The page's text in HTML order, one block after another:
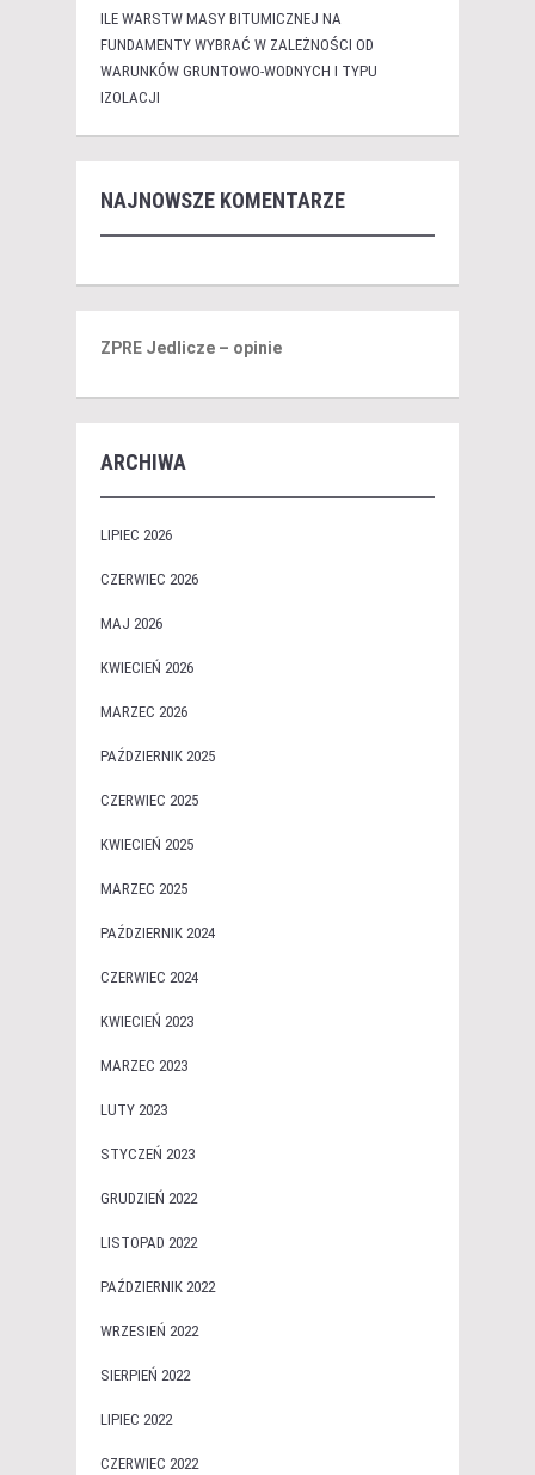
ILE WARSTW MASY BITUMICZNEJ NA
FUNDAMENTY WYBRAĆ W ZALEŻNOŚCI OD
WARUNKÓW GRUNTOWO-WODNYCH I TYPU
IZOLACJI
NAJNOWSZE KOMENTARZE
ZPRE Jedlicze – opinie
ARCHIWA
LIPIEC 2026
CZERWIEC 2026
MAJ 2026
KWIECIEŃ 2026
MARZEC 2026
PAŹDZIERNIK 2025
CZERWIEC 2025
KWIECIEŃ 2025
MARZEC 2025
PAŹDZIERNIK 2024
CZERWIEC 2024
KWIECIEŃ 2023
MARZEC 2023
LUTY 2023
STYCZEŃ 2023
GRUDZIEŃ 2022
LISTOPAD 2022
PAŹDZIERNIK 2022
WRZESIEŃ 2022
SIERPIEŃ 2022
LIPIEC 2022
CZERWIEC 2022